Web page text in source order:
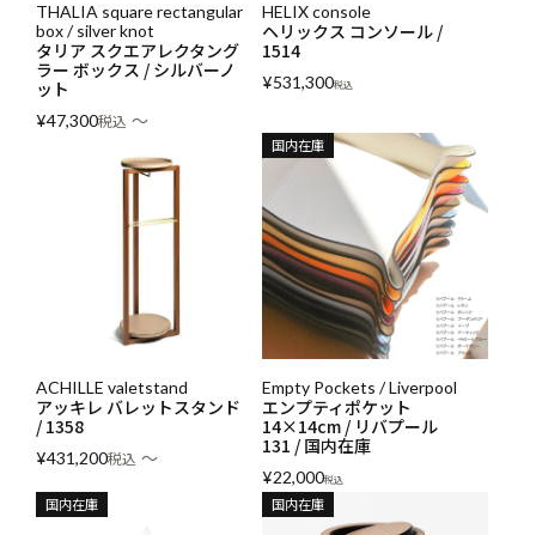
THALIA square rectangular
box / silver knot
タリア スクエアレクタング
ラー ボックス / シルバーノ
ット
¥47,300税込 〜
HELIX console
ヘリックス コンソール /
1514
¥531,300税込
ACHILLE valetstand
アッキレ バレットスタンド
/ 1358
¥431,200税込 〜
Empty Pockets / Liverpool
エンプティポケット
14×14cm / リバプール
131 / 国内在庫
国内在庫
¥22,000税込
国内在庫 国内在庫